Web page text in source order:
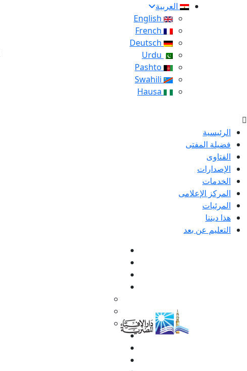
العربية
الرئيسية
فضيلة المفتى
الفتاوى
الإصدارات
الخدمات
المركز الإعلامى
المرئيات
هذا ديننا
التعليم عن بعد